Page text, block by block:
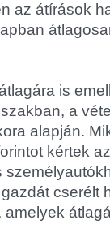
az átírások
is
a
alapján.
kértek
cserélt